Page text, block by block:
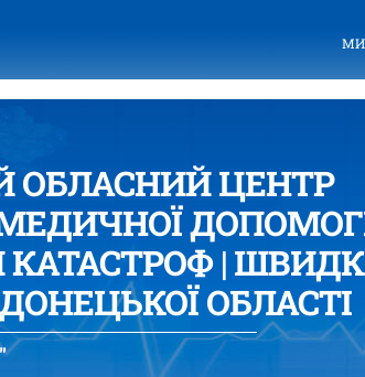
МИ
ОБЛАСНИЙ ЦЕНТР
|
ОБЛАСТІ